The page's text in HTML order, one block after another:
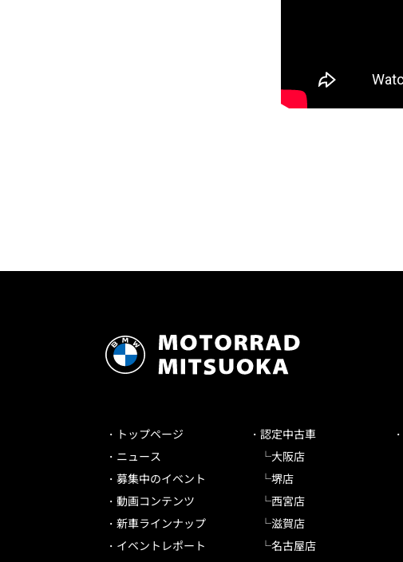
トップページ
ニュース
募集中のイベント
動画コンテンツ
新車ラインナップ
イベントレポート
認定中古車
大阪店
堺店
西宮店
滋賀店
名古屋店